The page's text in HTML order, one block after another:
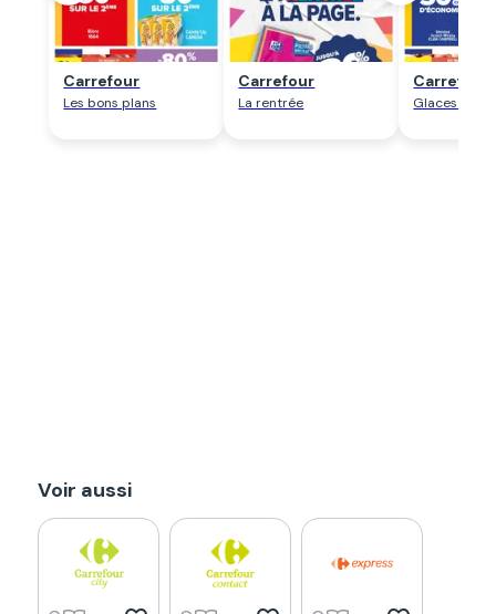
Carrefour
Les bons plans
Carrefour
La rentrée
Carrefour
Glaces &
Voir aussi